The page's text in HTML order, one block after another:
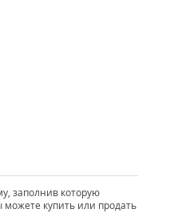
заполнив которую
купить или продать